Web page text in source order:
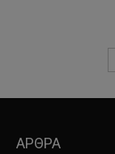
ΑΡΘΡΑ